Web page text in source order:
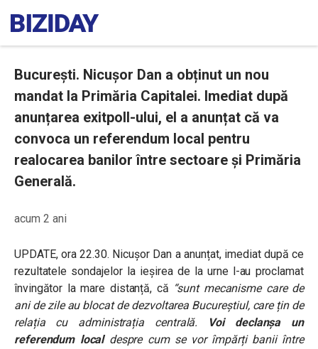
București. Nicușor Dan a obținut un nou
mandat la Primăria Capitalei. Imediat după
anunțarea exitpoll-ului, el a anunțat că va
convoca un referendum local pentru
realocarea banilor între sectoare și Primăria
Generală.
acum 2 ani
UPDATE, ora 22.30. Nicușor Dan a anunțat, imediat după ce
rezultatele sondajelor la ieșirea de la urne l-au proclamat
învingător la mare distanță, că “sunt mecanisme care de
ani de zile au blocat de dezvoltarea Bucureștiul, care țin de
relația cu administrația centrală.
Voi declanșa un
referendum localdespre cum se vor împărți banii între